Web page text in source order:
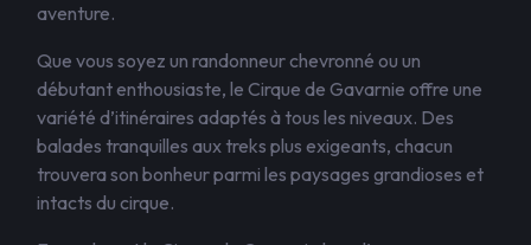
aventure.
Que vous soyez un randonneur chevronné ou un
débutant enthousiaste, le Cirque de Gavarnie offre une
variété d’itinéraires adaptés à tous les niveaux. Des
balades tranquilles aux treks plus exigeants, chacun
trouvera son bonheur parmi les paysages grandioses et
intacts du cirque.